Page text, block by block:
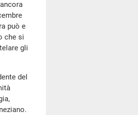
può e
che si
gli
del